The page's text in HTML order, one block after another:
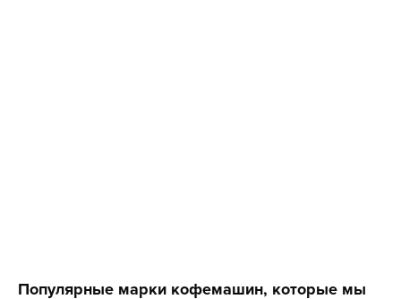
Популярные марки кофемашин, которые мы